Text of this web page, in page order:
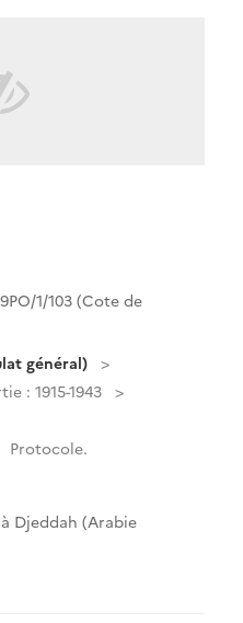
1/103 (Cote de
général)
: 1915-1943
Protocole.
Djeddah (Arabie